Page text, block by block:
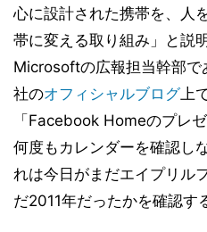
心に設計された携帯を、人
帯に変える取り組み」と説
Microsoftの広報担当幹部
社のオフィシャルブログ上
「Facebook Homeのプレ
何度もカレンダーを確認し
れは今日がまだエイプリル
だ2011年だったかを確認す